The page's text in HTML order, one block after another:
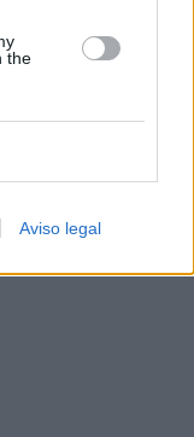
the
Aviso legal